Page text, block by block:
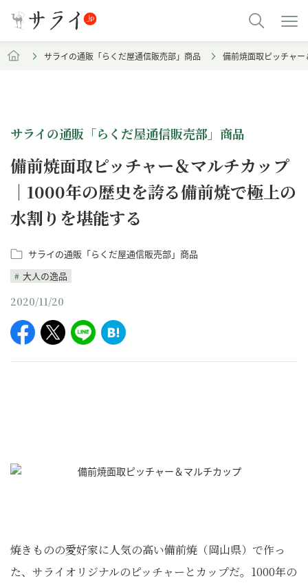
サライの通販「らくだ屋通信販売部」商品 備前焼面取ピッチャ
サライの通販「らくだ屋通信販売部」商品
備前焼面取ピッチャー＆マルチカップ
｜1000年の歴史を誇る備前焼で極上の
水割りを堪能する
サライの通販「らくだ屋通信販売部」商品
大人の逸品
2020/11/20
焼きものの愛好家に人気の高い備前焼（岡山県）で作っ
た、サライオリジナルのピッチャーとカップだ。1000年の